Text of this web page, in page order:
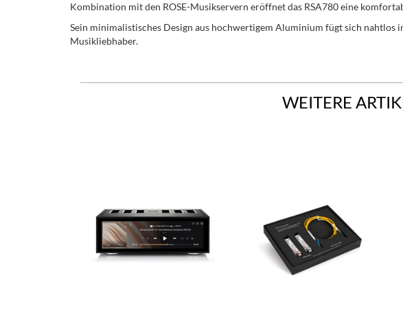
Kombination mit den ROSE-Musikservern eröffnet das RSA780 eine
Sein minimalistisches Design aus hochwertigem Aluminium fügt sich nahtlos
Musikliebhaber.
WEITERE